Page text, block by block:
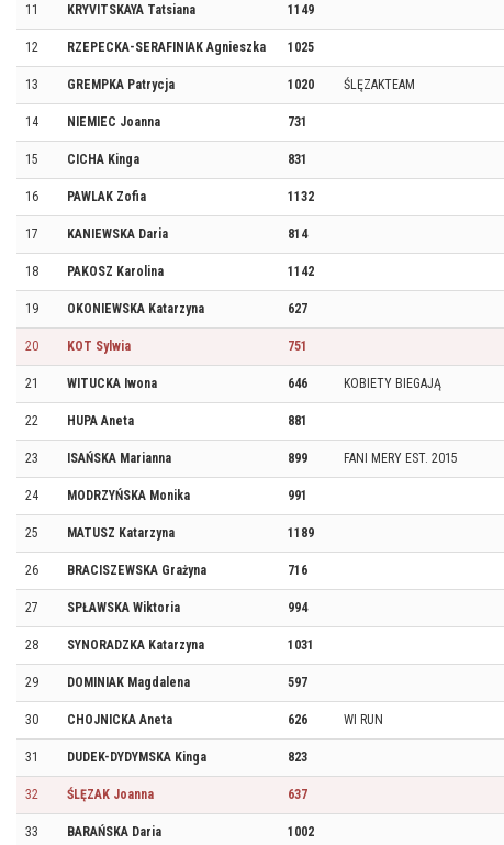
11 KRYVITSKAYA Tatsiana 1149
12 RZEPECKA-SERAFINIAK Agnieszka 1025
13 GREMPKA Patrycja 1020 ŚLĘZAKTEAM
14 NIEMIEC Joanna 731
15 CICHA Kinga 831
16 PAWLAK Zofia 1132
17 KANIEWSKA Daria 814
18 PAKOSZ Karolina 1142
19 OKONIEWSKA Katarzyna 627
20 KOT Sylwia 751
21 WITUCKA Iwona 646 KOBIETY BIEGAJĄ
22 HUPA Aneta 881
23 ISAŃSKA Marianna 899 FANI MERY EST. 2015
24 MODRZYŃSKA Monika 991
25 MATUSZ Katarzyna 1189
26 BRACISZEWSKA Grażyna 716
27 SPŁAWSKA Wiktoria 994
28 SYNORADZKA Katarzyna 1031
29 DOMINIAK Magdalena 597
30 CHOJNICKA Aneta 626 WI RUN
31 DUDEK-DYDYMSKA Kinga 823
32 ŚLĘZAK Joanna 637
33 BARAŃSKA Daria 1002